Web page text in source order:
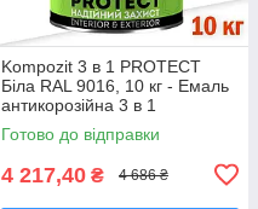
Kompozit 3 в 1 PROTECT
Біла RAL 9016, 10 кг - Емаль
антикорозійна 3 в 1
універсальна
Готово до відправки
4 217,40 ₴ 4 686 ₴